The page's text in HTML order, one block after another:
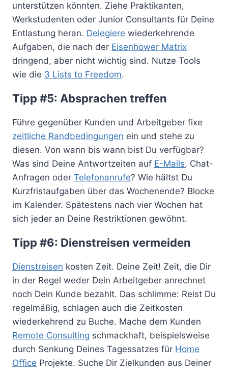
unterstützen könnten. Ziehe Praktikanten,
Werkstudenten oder Junior Consultants für Deine
Entlastung heran. Delegiere wiederkehrende
Aufgaben, die nach der Eisenhower Matrix
dringend, aber nicht wichtig sind. Nutze Tools
wie die 3 Lists to Freedom.
Tipp #5: Absprachen treffen
Führe gegenüber Kunden und Arbeitgeber fixe
zeitliche Randbedingungen ein und stehe zu
diesen. Von wann bis wann bist Du verfügbar?
Was sind Deine Antwortzeiten auf E-Mails, Chat-
Anfragen oder Telefonanrufe? Wie hältst Du
Kurzfristaufgaben über das Wochenende? Blocke
im Kalender. Spätestens nach vier Wochen hat
sich jeder an Deine Restriktionen gewöhnt.
Tipp #6: Dienstreisen vermeiden
Dienstreisen kosten Zeit. Deine Zeit! Zeit, die Dir
in der Regel weder Dein Arbeitgeber anrechnet
noch Dein Kunde bezahlt. Das schlimme: Reist Du
regelmäßig, schlagen auch die Zeitkosten
wiederkehrend zu Buche. Mache dem Kunden
Remote Consulting schmackhaft, beispielsweise
durch Senkung Deines Tagessatzes für Home
Office Projekte. Suche Dir Zielkunden aus Deiner